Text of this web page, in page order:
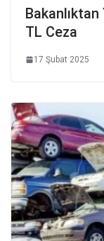
TL Ceza
17 Şubat 2025